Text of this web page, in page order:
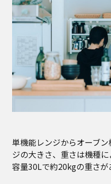
単機能レンジからオーブ
ジの大きさ、重さは機種
容量30Lで約20kgの重さが